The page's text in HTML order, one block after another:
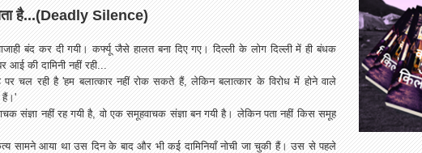
है...(Deadly Silence)
बंद कर दी गयी। कर्फ्यू जैसे हालत बना दिए गए। दिल्ली के लोग दिल्ली में ही बंधक
आई की दामिनी नहीं रही...
चल रही है 'हम बलात्कार नहीं रोक सकते हैं, लेकिन बलात्कार के विरोध में होने वाले
हैं।'
संज्ञा नहीं रह गयी है, वो एक समूहवाचक संज्ञा बन गयी है। लेकिन पता नहीं किस समूह
सामने आया था उस दिन के बाद और भी कई दामिनियाँ नोची जा चुकी हैं। उस से पहले